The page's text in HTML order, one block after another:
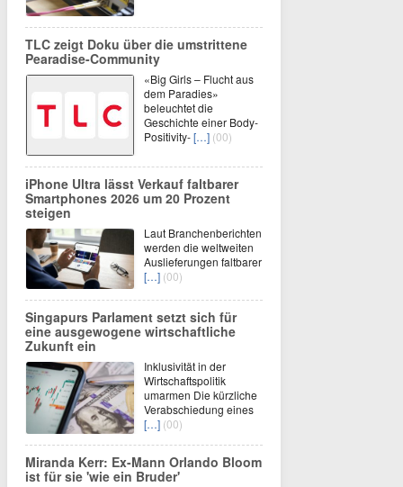
TLC zeigt Doku über die umstrittene
Pearadise-Community
«Big Girls – Flucht aus
dem Paradies»
beleuchtet die
Geschichte einer Body-
Positivity-[…] (00)
iPhone Ultra lässt Verkauf faltbarer
Smartphones 2026 um 20 Prozent
steigen
Laut Branchenberichten
werden die weltweiten
Auslieferungen faltbarer
[…] (00)
Singapurs Parlament setzt sich für
eine ausgewogene wirtschaftliche
Zukunft ein
Inklusivität in der
Wirtschaftspolitik
umarmen Die kürzliche
Verabschiedung eines
[…] (00)
Miranda Kerr: Ex-Mann Orlando Bloom
ist für sie 'wie ein Bruder'